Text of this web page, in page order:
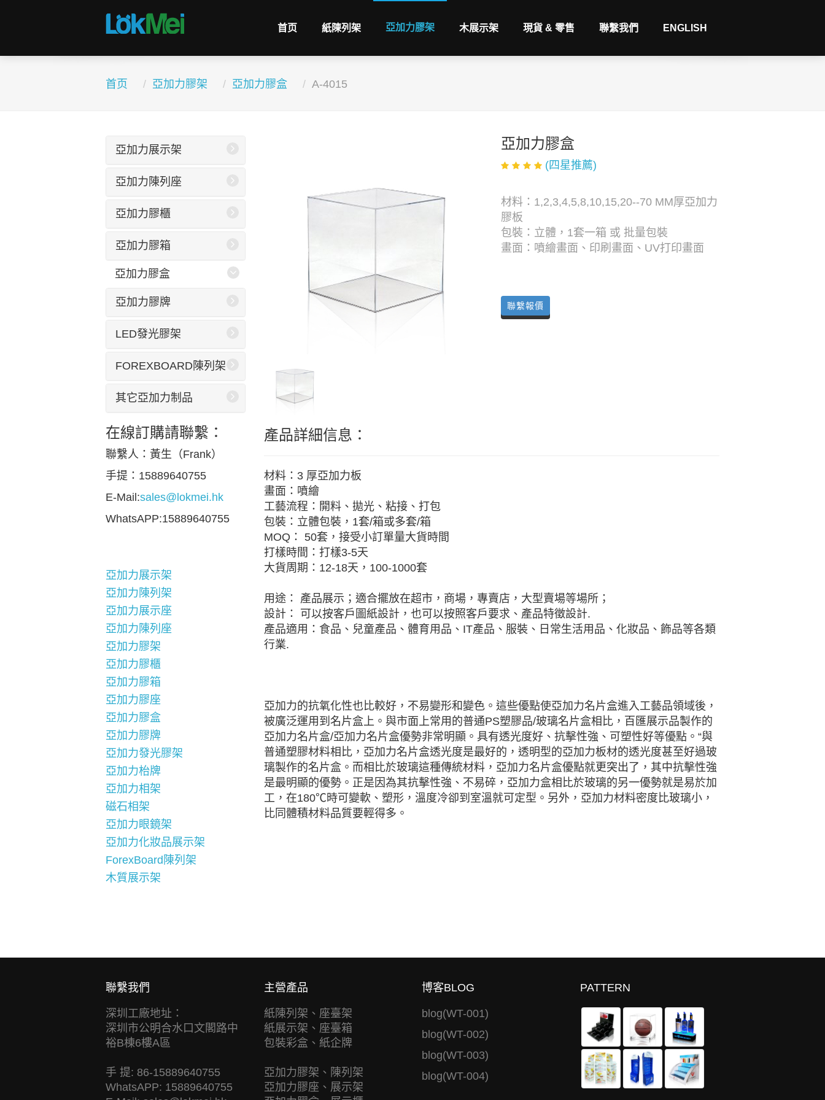
首页 紙陳列架 亞加力膠架 木展示架 現貨 & 零售 聯繫我們 ENGLISH
首页 亞加力膠架 亞加力膠盒 A-4015
亞加力展示架
亞加力陳列座
亞加力膠櫃
亞加力膠箱
亞加力膠盒
亞加力膠牌
LED發光膠架
FOREXBOARD陳列架
其它亞加力制品
在線訂購請聯繫：
聯繫人：黃生（Frank）
手提：15889640755
E-Mail:sales@lokmei.hk
WhatsAPP:15889640755
亞加力展示架
亞加力陳列架
亞加力展示座
亞加力陳列座
亞加力膠架
亞加力膠櫃
亞加力膠箱
亞加力膠座
亞加力膠盒
亞加力膠牌
亞加力發光膠架
亞加力枱牌
亞加力相架
磁石相架
亞加力眼鏡架
亞加力化妝品展示架
ForexBoard陳列架
木質展示架
亞加力膠盒
(四星推薦)
材料：1,2,3,4,5,8,10,15,20--70 MM厚亞加力
膠板
包裝：立體，1套一箱 或 批量包裝
畫面：噴繪畫面、印刷畫面、UV打印畫面
聯繫報價
產品詳細信息：
材料：3 厚亞加力板
畫面：噴繪
工藝流程：開料、拋光、粘接、打包
包裝：立體包裝，1套/箱或多套/箱
MOQ： 50套，接受小訂單量大貨時間
打樣時間：打樣3-5天
大貨周期：12-18天，100-1000套
用途： 產品展示；適合擺放在超市，商場，專賣店，大型賣場等場所；
設計： 可以按客戶圖紙設計，也可以按照客戶要求、產品特徵設計.
產品適用：食品、兒童產品、體育用品、IT產品、服裝、日常生活用品、化妝品、飾品等各類
行業.
亞加力的抗氧化性也比較好，不易變形和變色。這些優點使亞加力名片盒進入工藝品領域後，
被廣泛運用到名片盒上。與市面上常用的普通PS塑膠品/玻璃名片盒相比，百匯展示品製作的
亞加力名片盒/亞加力名片盒優勢非常明顯。具有透光度好、抗擊性強、可塑性好等優點。“與
普通塑膠材料相比，亞加力名片盒透光度是最好的，透明型的亞加力板材的透光度甚至好過玻
璃製作的名片盒。而相比於玻璃這種傳統材料，亞加力名片盒優點就更突出了，其中抗擊性強
是最明顯的優勢。正是因為其抗擊性強、不易碎，亞加力盒相比於玻璃的另一優勢就是易於加
工，在180℃時可變軟、塑形，溫度冷卻到室溫就可定型。另外，亞加力材料密度比玻璃小，
比同體積材料品質要輕得多。
聯繫我們
深圳工廠地址：
深圳市公明合水口文閣路中
裕B棟6樓A區
手 提: 86-15889640755
WhatsAPP: 15889640755
主營產品
紙陳列架、座臺架
紙展示架、座臺箱
包裝彩盒、紙企牌
亞加力膠架、陳列架
亞加力膠座、展示架
博客BLOG
blog(WT-001)
blog(WT-002)
blog(WT-003)
blog(WT-004)
PATTERN